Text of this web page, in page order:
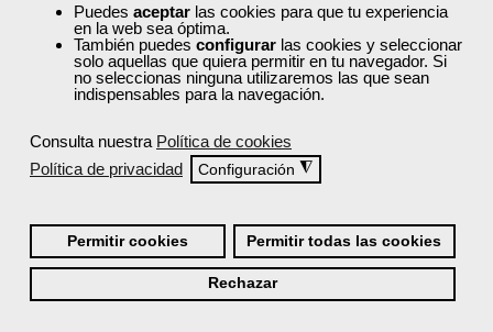
Puedes aceptar las cookies para que tu experiencia
en la web sea óptima.
También puedes configurar las cookies y seleccionar
solo aquellas que quiera permitir en tu navegador. Si
no seleccionas ninguna utilizaremos las que sean
indispensables para la navegación.
Consulta nuestra Política de cookies
Política de privacidad
Configuración ◮
Permitir cookies Permitir todas las cookies
Rechazar
subvencionada.
Para desempleados,
trabajadores y autónomos.
-Otros Servicios.
Habilidades sociales:
comunicación, inteligencia
emocional y...
Curso Gratuito
Online (toda España)
0 187